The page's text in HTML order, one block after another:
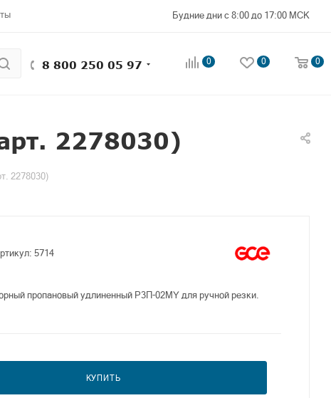
Будние дни с 8:00 до 17:00 МСК
8 800 250 05 97 0 0 0
2278030)
2278030)
5714
пропановый удлиненный P3П-02МY для ручной резки.
КУПИТЬ